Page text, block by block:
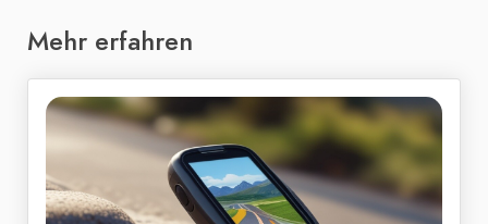
Mehr erfahren